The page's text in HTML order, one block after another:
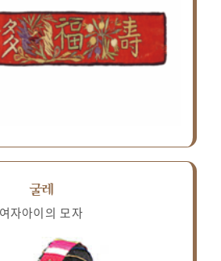
굴레
여자아이의 모자